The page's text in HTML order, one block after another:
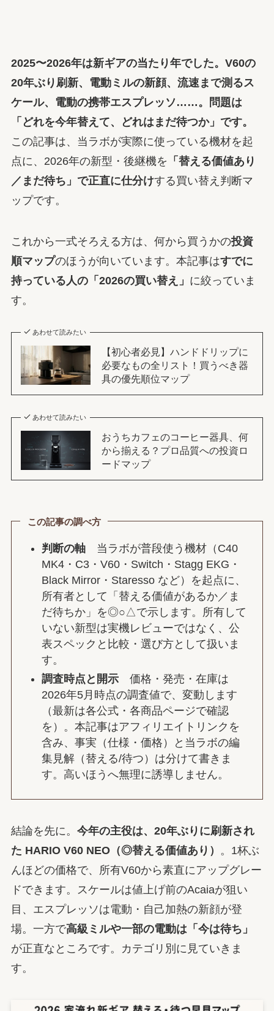
2025〜2026年は新ギアの当たり年でした。V60の
20年ぶり刷新、電動ミルの新顔、流速まで測るス
ケール、電動の携帯エスプレッソ……。問題は
「どれを今年替えて、どれはまだ待つか」です。
この記事は、当ラボが実際に使っている機材を起
点に、2026年の新型・後継機を 「替える価値あり
／まだ待ち」で正直に仕分けする買い替え判断マ
ップです。
これから一式そろえる方は、何から買うかの投資
順マップのほうが向いています。本記事はすでに
持っている人の「2026の買い替え」 に絞っていま
す。
あわせて読みたい
【初心者必見】ハンドドリップに
必要なもの全リスト！買うべき器
具の優先順位マップ
あわせて読みたい
おうちカフェのコーヒー器具、何
から揃える？プロ品質への投資ロ
ードマップ
この記事の調べ方
判断の軸 当ラボが普段使う機材（C40
MK4・C3・V60・Switch・Stagg EKG・
Black Mirror・Staresso など）を起点に、
所有者として「替える価値があるか／ま
だ待ちか」を◎○△で示します。所有して
いない新型は実機レビューではなく、公
表スペックと比較・選び方として扱いま
す。
調査時点と開示 価格・発売・在庫は
2026年5月時点の調査値で、変動します
（最新は各公式・各商品ページで確認
を）。本記事はアフィリエイトリンクを
含み、事実（仕様・価格）と当ラボの編
集見解（替える/待つ）は分けて書きま
す。高いほうへ無理に誘導しません。
結論を先に。 今年の主役は、20年ぶりに刷新され
た HARIO V60 NEO（◎替える価値あり） 。1杯ぶ
んほどの価格で、所有V60から素直にアップグレー
ドできます。スケールは値上げ前のAcaiaが狙い
目、エスプレッソは電動・自己加熱の新顔が登
場。一方で高級ミルや一部の電動は「今は待ち」
が正直なところです。カテゴリ別に見ていきま
す。